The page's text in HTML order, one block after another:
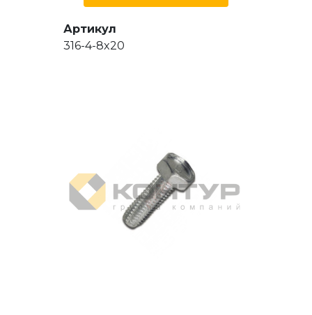
Артикул
316-4-8x20